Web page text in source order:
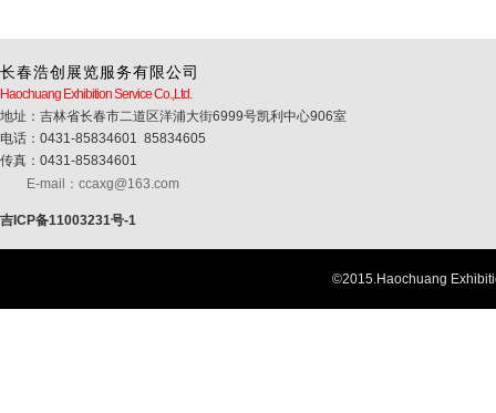
长春浩创展览服务有限公司
Haochuang Exhibition Service Co.,Ltd.
地址：吉林省长春市二道区洋浦大街6999号凯利中心906室
电话：0431-85834601 85834605
传真：0431-85834601
E-mail：ccaxg@163.com
吉ICP备11003231号-1
©2015.Haochuang